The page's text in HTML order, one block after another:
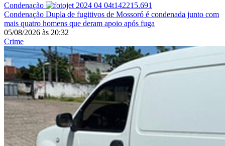
Condenação
Condenação Dupla de fugitivos de Mossoró é condenada junto com
mais quatro homens que deram apoio após fuga
05/08/2026 às 20:32
Crime